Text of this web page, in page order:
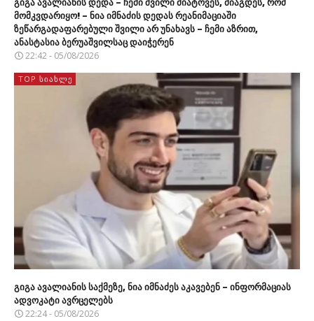
მომკვდარიყო! – ნია იმნაძის დედას რეანიმაციაში
ზეწარგადაფარებული შვილი არ უნახავს – ჩემი აზრით,
ანასტასია ბერუაშვილსაც დაიჭერენ
22:42 - 05/08/2026
TOP ᲡᲘᲐᲮᲚᲔ
გიგა ავალიანის საქმეზე, ნია იმნაძეს აკავებენ – ინფორმაციას
ადვოკატი ავრცელებს
22:24 - 05/08/2026